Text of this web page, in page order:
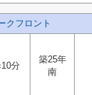
クフロント
分
築25年
南